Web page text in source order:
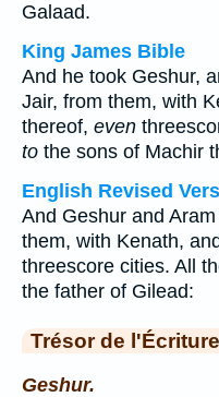
Galaad.
King James Bible
And he took Geshur,
Jair, from them, with
thereof, even
to the sons of Machir
English Revised
And Geshur and
them, with Kenath,
threescore cities. All
the father of Gilead:
Trésor de l'Écriture
Geshur.